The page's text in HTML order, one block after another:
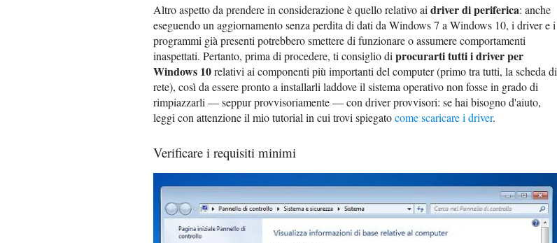
Altro aspetto da prendere in considerazione è quello relativo ai driver di periferica: anche
eseguendo un aggiornamento senza perdita di dati da Windows 7 a Windows 10, i driver e i
programmi già presenti potrebbero smettere di funzionare o assumere comportamenti
inaspettati. Pertanto, prima di procedere, ti consiglio di procurarti tutti i driver per
Windows 10relativi ai componenti più importanti del computer (primo tra tutti, la scheda di
rete), così da essere pronto a installarli laddove il sistema operativo non fosse in grado di
rimpiazzarli — seppur provvisoriamente — con driver provvisori: se hai bisogno d'aiuto,
leggi con attenzione il mio tutorial in cui trovi spiegatocome scaricare i driver.
Verificare i requisiti minimi